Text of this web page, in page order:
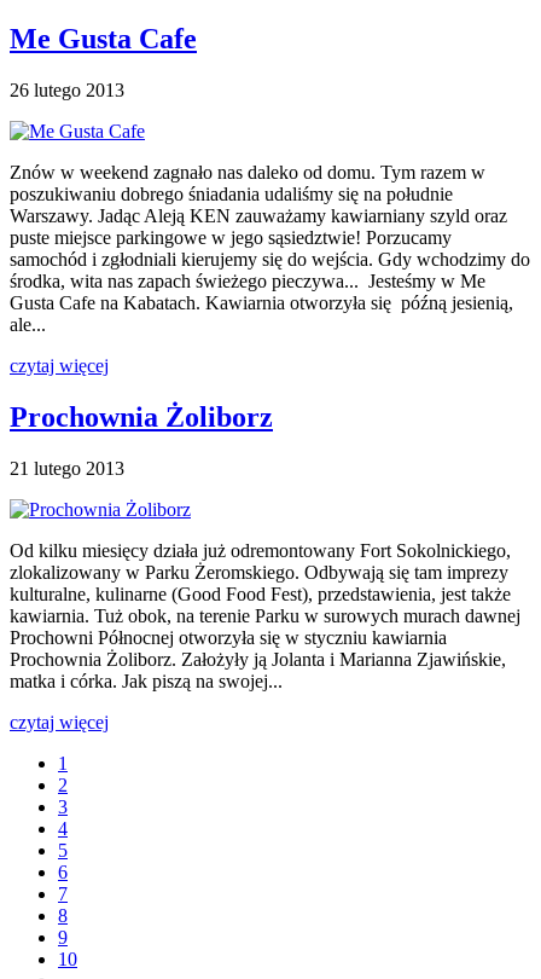
Me Gusta Cafe
26 lutego 2013
Znów w weekend zagnało nas daleko od domu. Tym razem w
poszukiwaniu dobrego śniadania udaliśmy się na południe
Warszawy. Jadąc Aleją KEN zauważamy kawiarniany szyld oraz
puste miejsce parkingowe w jego sąsiedztwie! Porzucamy
samochód i zgłodniali kierujemy się do wejścia. Gdy wchodzimy do
środka, wita nas zapach świeżego pieczywa... Jesteśmy w Me
Gusta Cafe na Kabatach. Kawiarnia otworzyła się późną jesienią,
ale...
czytaj więcej
Prochownia Żoliborz
21 lutego 2013
Od kilku miesięcy działa już odremontowany Fort Sokolnickiego,
zlokalizowany w Parku Żeromskiego. Odbywają się tam imprezy
kulturalne, kulinarne (Good Food Fest), przedstawienia, jest także
kawiarnia. Tuż obok, na terenie Parku w surowych murach dawnej
Prochowni Północnej otworzyła się w styczniu kawiarnia
Prochownia Żoliborz. Założyły ją Jolanta i Marianna Zjawińskie,
matka i córka. Jak piszą na swojej...
czytaj więcej
1
2
3
4
5
6
7
8
9
10